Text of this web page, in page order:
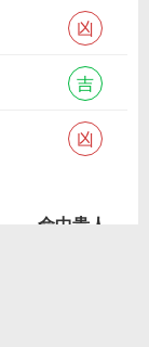
凶
吉
凶
命中贵人